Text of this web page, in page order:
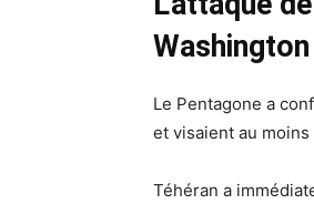
Washington
Le Pentagone a
et visaient au
Téhéran a